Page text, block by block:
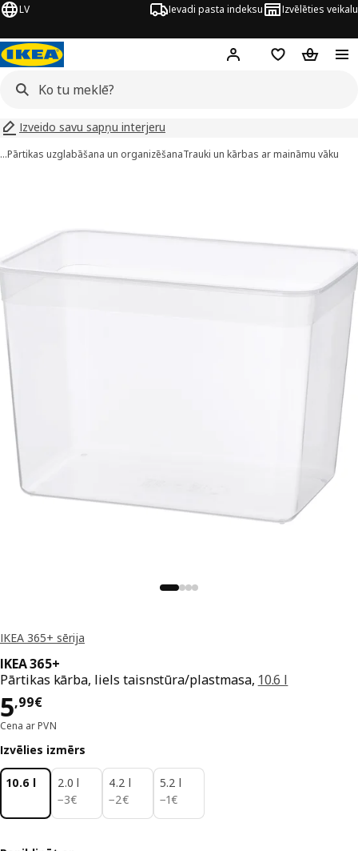
LV Ievadi pasta indeksu Izvēlēties veikalu
Hej! Pierakstīties
PirkumuPirkumu
Izveido savu sapņu interjeru
…Pārtikas uzglabāšana un organizēšanaTrauki un kārbas ar maināmu vāku
IKEA 365+ sērija
IKEA 365+
Pārtikas kārba, liels taisnstūra/plastmasa, 10.6 l
5,99€
Cena 5,99€
Cena ar PVN
Izvēlies izmērs
10.6 l
2.0 l
−3€
3€
4.2 l
−2€
2€
5.2 l
−1€
1€